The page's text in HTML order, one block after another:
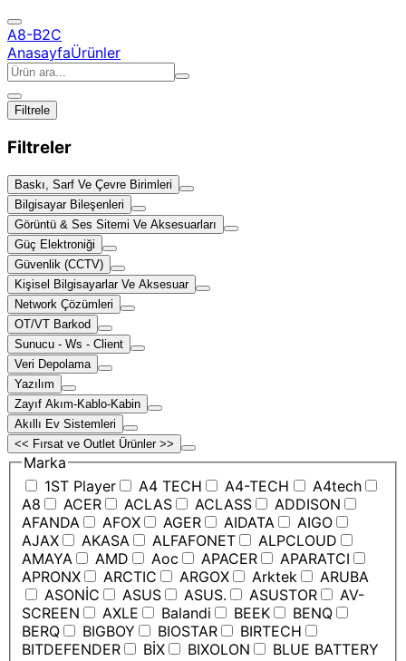
A8-B2C
AnasayfaÜrünler
Filtrele
Filtreler
Baskı, Sarf Ve Çevre Birimleri
Bilgisayar Bileşenleri
Görüntü & Ses Sitemi Ve Aksesuarları
Güç Elektroniği
Güvenlik (CCTV)
Kişisel Bilgisayarlar Ve Aksesuar
Network Çözümleri
OT/VT Barkod
Sunucu - Ws - Client
Veri Depolama
Yazılım
Zayıf Akım-Kablo-Kabin
Akıllı Ev Sistemleri
<< Fırsat ve Outlet Ürünler >>
Marka
1ST Player
A4 TECH A4-TECH
A4tech
A8
ACER ACLAS ACLASS
ADDISON
AFANDA
AFOX AGER AIDATA
AIGO
AJAX
AKASA ALFAFONET
ALPCLOUD
AMAYA
AMD Aoc APACER
APARATCI
APRONX
ARCTIC ARGOX Arktek
ARUBA
ASONİC
ASUS ASUS. ASUSTOR
AV-
SCREEN
AXLE Balandi BEEK
BENQ
BERQ
BIGBOY BIOSTAR
BIRTECH
BITDEFENDER
BİX BIXOLON
BLUE BATTERY